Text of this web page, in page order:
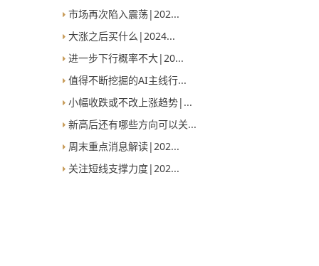
市场再次陷入震荡|202...
大涨之后买什么|2024...
进一步下行概率不大|20...
值得不断挖掘的AI主线行...
小幅收跌或不改上涨趋势|...
新高后还有哪些方向可以关...
周末重点消息解读|202...
关注短线支撑力度|202...